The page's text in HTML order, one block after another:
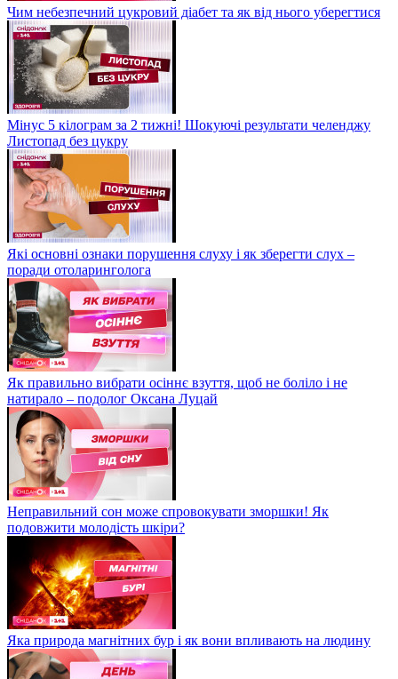
Чим небезпечний цукровий діабет та як від нього уберегтися
Мінус 5 кілограм за 2 тижні! Шокуючі результати челенджу
Листопад без цукру
Які основні ознаки порушення слуху і як зберегти слух –
поради отоларинголога
Як правильно вибрати осіннє взуття, щоб не боліло і не
натирало – подолог Оксана Луцай
Неправильний сон може спровокувати зморшки! Як
подовжити молодість шкіри?
Яка природа магнітних бур і як вони впливають на людину